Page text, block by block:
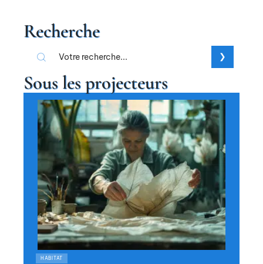
Recherche
Sous les projecteurs
HABITAT